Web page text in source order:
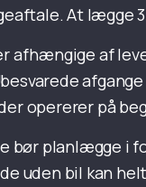
At lægge
afhængige af
opererer på
bør planlægge i
uden bil kan